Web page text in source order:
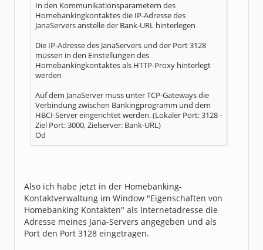
In den Kommunikationsparametern des
Homebankingkontaktes die IP-Adresse des
JanaServers anstelle der Bank-URL hinterlegen
Die IP-Adresse des JanaServers und der Port 3128
müssen in den Einstellungen des
Homebankingkontaktes als HTTP-Proxy hinterlegt
werden
Auf dem JanaServer muss unter TCP-Gateways die
Verbindung zwischen Bankingprogramm und dem
HBCI-Server eingerichtet werden. (Lokaler Port: 3128 -
Ziel Port: 3000, Zielserver: Bank-URL)
Od
Also ich habe jetzt in der Homebanking-
Kontaktverwaltung im Window "Eigenschaften von
Homebanking Kontakten" als Internetadresse die
Adresse meines Jana-Servers angegeben und als
Port den Port 3128 eingetragen.